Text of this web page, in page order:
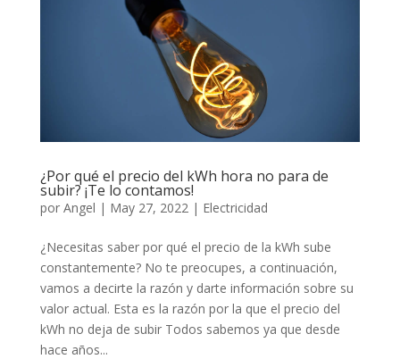
¿Por qué el precio del kWh hora no para de
subir? ¡Te lo contamos!
por Angel | May 27, 2022| Electricidad
¿Necesitas saber por qué el precio de la kWh sube
constantemente? No te preocupes, a continuación,
vamos a decirte la razón y darte información sobre su
valor actual. Esta es la razón por la que el precio del
kWh no deja de subir Todos sabemos ya que desde
hace años...